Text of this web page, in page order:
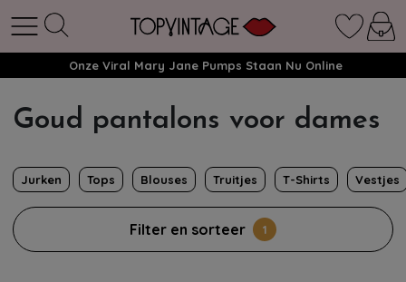
Onze Viral Mary Jane Pumps Staan Nu Online
Goud pantalons voor dames
Jurken Tops Blouses Truitjes T-Shirts Vestjes
Filter en sorteer 1